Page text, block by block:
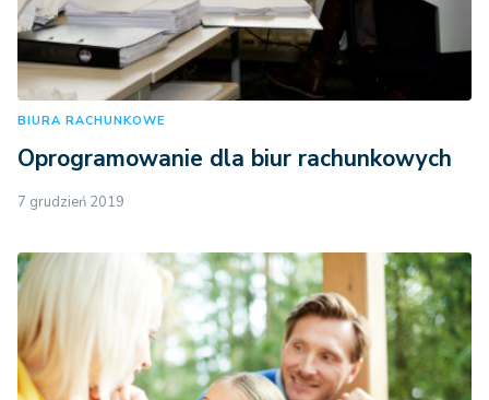
BIURA RACHUNKOWE
Oprogramowanie dla biur rachunkowych
7 grudzień 2019